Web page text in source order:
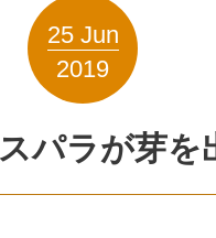
25 Jun
2019
パラが芽を